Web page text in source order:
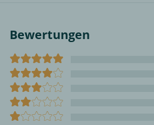
Bewertungen